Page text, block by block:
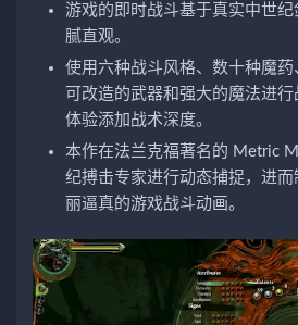
游戏的即时战斗基于真实中世
腻直观。
使用六种战斗风格、数十种魔药
可改造的武器和强大的魔法进
体验添加战术深度。
本作在法兰克福著名的 Metric
纪搏击专家进行动态捕捉，进
丽逼真的游戏战斗动画。